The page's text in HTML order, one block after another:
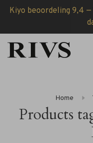
Kiyo beoordeling 9,4
Home
Products